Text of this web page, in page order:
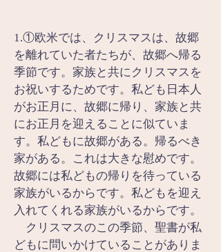
1.①欧米では、クリスマスは、故郷
を離れていた者たちが、故郷へ帰る
季節です。家族と共にクリスマスを
お祝いするためです。私ども日本人
がお正月に、故郷に帰り、家族と共
にお正月を迎えることに似ていま
す。私どもに故郷がある。帰るべき
家がある。これは大きな慰めです。
故郷には私どもの帰りを待っている
家族がいるからです。私どもを迎え
入れてくれる家族がいるからです。
クリスマスのこの季節、聖書が私
どもに問いかけていることがありま